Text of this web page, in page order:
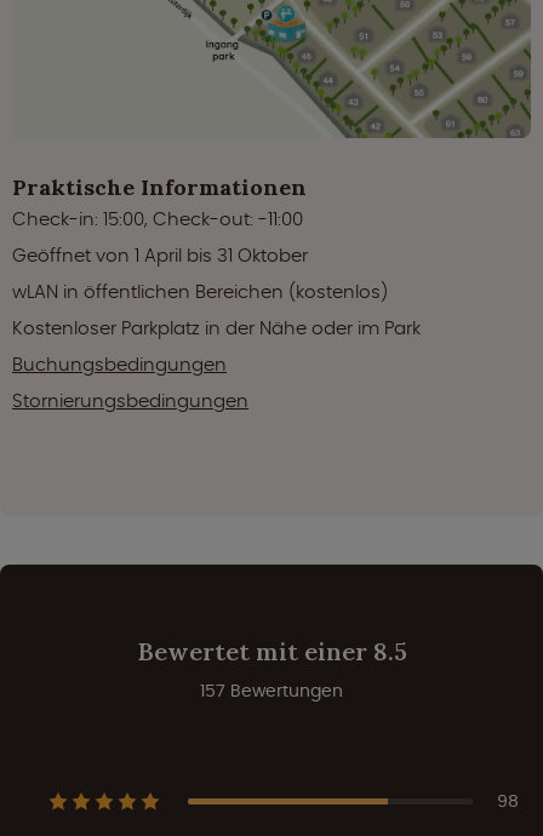
Praktische Informationen
Check-in: 15:00, Check-out: -11:00
Geöffnet von 1 April bis 31 Oktober
wLAN in öffentlichen Bereichen (kostenlos)
Kostenloser Parkplatz in der Nähe oder im Park
Buchungsbedingungen
Stornierungsbedingungen
Bewertet mit einer 8.5
157 Bewertungen
98